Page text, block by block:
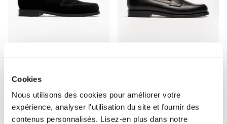
Cookies
Nous utilisons des cookies pour améliorer votre
expérience, analyser l'utilisation du site et fournir des
contenus personnalisés. Lisez-en plus dans notre
The Ivy Loafer
Daim Noir
370 EUR
Cuir Lisse Noir